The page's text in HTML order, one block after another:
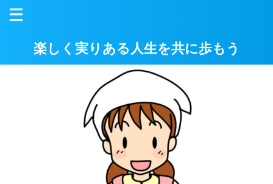
楽しく実りある人生を共に歩もう